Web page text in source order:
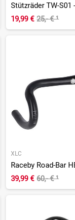
Stützräder TW-S01
19,99 € 25,- €¹
XLC
39,99 € 60,- €¹